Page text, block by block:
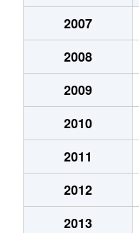
2007
2008
2009
2010
2011
2012
2013